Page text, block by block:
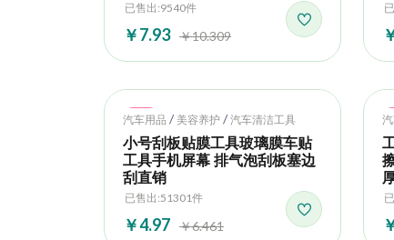
已售出:9540件
￥7.93 ￥10.309
Hot
汽车用品 / 美容养护 / 汽车清洁工具
小号刮板贴膜工具玻璃膜车贴
工具手机屏幕 排气泡刮板塞边
刮直销
已售出:51301件
￥4.97 ￥6.461